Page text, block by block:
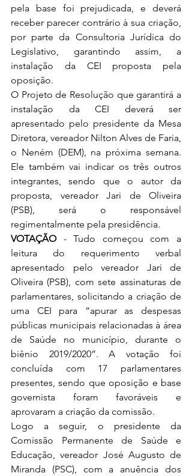
pela base foi prejudicada, e deverá
receber parecer contrário à sua criação,
por parte da Consultoria Jurídica do
Legislativo, garantindo assim, a
instalação da CEI proposta pela
oposição.
O Projeto de Resolução que garantirá a
instalação da CEI deverá ser
apresentado pelo presidente da Mesa
Diretora, vereador Nilton Alves de Faria,
o Neném (DEM), na próxima semana.
Ele também vai indicar os três outros
integrantes, sendo que o autor da
proposta, vereador Jari de Oliveira
(PSB), será o responsável
regimentalmente pela presidência.
VOTAÇÃO - Tudo começou com a
leitura do requerimento verbal
apresentado pelo vereador Jari de
Oliveira (PSB), com sete assinaturas de
parlamentares, solicitando a criação de
uma CEI para “apurar as despesas
públicas municipais relacionadas à área
de Saúde no município, durante o
biênio 2019/2020”. A votação foi
concluída com 17 parlamentares
presentes, sendo que oposição e base
governista foram favoráveis e
aprovaram a criação da comissão.
Logo a seguir, o presidente da
Comissão Permanente de Saúde e
Educação, vereador José Augusto de
Miranda (PSC), com a anuência dos